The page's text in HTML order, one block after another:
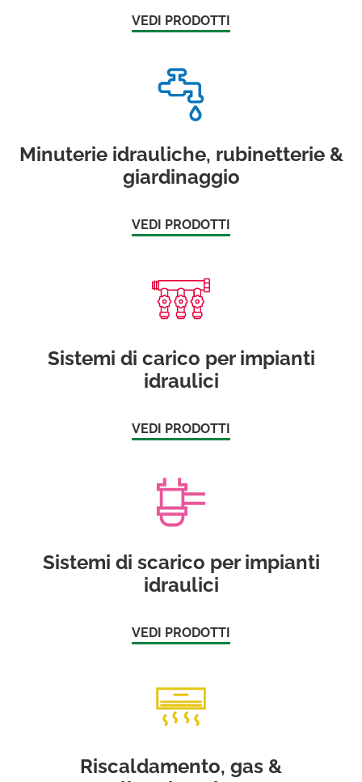
VEDI PRODOTTI
Minuterie idrauliche, rubinetterie &
giardinaggio
VEDI PRODOTTI
Sistemi di carico per impianti
idraulici
VEDI PRODOTTI
Sistemi di scarico per impianti
idraulici
VEDI PRODOTTI
Riscaldamento, gas &